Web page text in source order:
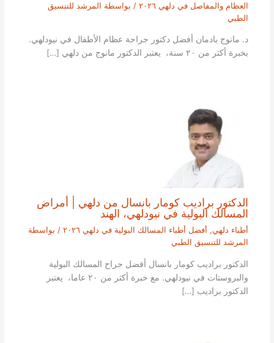
العظام والمفاصل في دلهي ٢٠٢٦
/ بواسطة المرشد للتنسيق
الطبي
د. مانوج بادمان أفضل دكتور جراحة عظام الأطفال في نيودلهي.
بخبرة أكثر من ٢٠ سنة، يعتبر الدكتور مانوج من دلهي […]
الدكتور براديب كومار بانسال من دلهي | أمراض
المسالك البولية في نيودلهي، الهند
أطباء دلهي, أفضل أطباء المسالك البولية في دلهي ٢٠٢٦
/ بواسطة
المرشد للتنسيق الطبي
الدكتور براديب كومار بانسال أفضل جراح المسالك البولية
والبروستات في نيودلهي. مع خبرة أكثر من ٢٠ عاما، يعتبر
الدكتور براديب […]